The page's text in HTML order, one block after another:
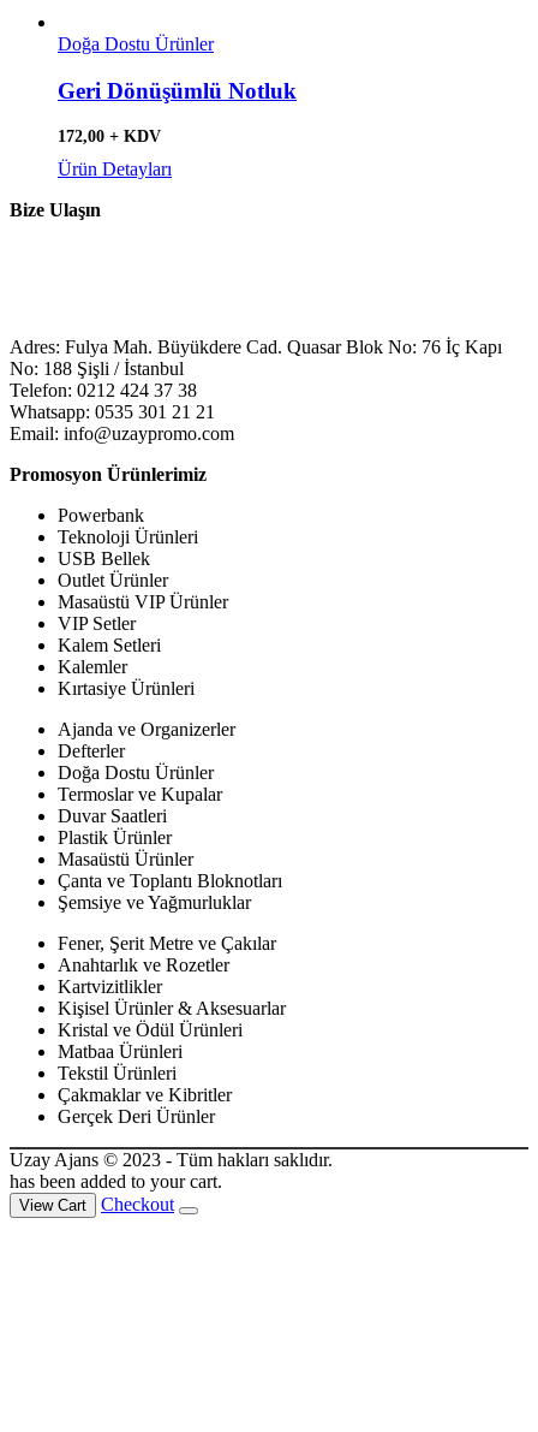
Doğa Dostu Ürünler
Geri Dönüşümlü Notluk
172,00 + KDV
Ürün Detayları
Bize Ulaşın
Adres: Fulya Mah. Büyükdere Cad. Quasar Blok No: 76 İç Kapı
No: 188 Şişli / İstanbul
Telefon: 0212 424 37 38
Whatsapp: 0535 301 21 21
Email: info@uzaypromo.com
Promosyon Ürünlerimiz
Powerbank
Teknoloji Ürünleri
USB Bellek
Outlet Ürünler
Masaüstü VIP Ürünler
VIP Setler
Kalem Setleri
Kalemler
Kırtasiye Ürünleri
Ajanda ve Organizerler
Defterler
Doğa Dostu Ürünler
Termoslar ve Kupalar
Duvar Saatleri
Plastik Ürünler
Masaüstü Ürünler
Çanta ve Toplantı Bloknotları
Şemsiye ve Yağmurluklar
Fener, Şerit Metre ve Çakılar
Anahtarlık ve Rozetler
Kartvizitlikler
Kişisel Ürünler & Aksesuarlar
Kristal ve Ödül Ürünleri
Matbaa Ürünleri
Tekstil Ürünleri
Çakmaklar ve Kibritler
Gerçek Deri Ürünler
Uzay Ajans © 2023 - Tüm hakları saklıdır.
has been added to your cart.
View Cart Checkout